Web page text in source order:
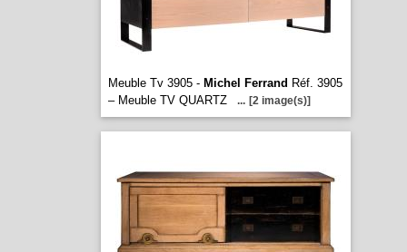
Meuble Tv 3905 - Michel Ferrand Réf. 3905
– Meuble TV QUARTZ
... [2 image(s)]